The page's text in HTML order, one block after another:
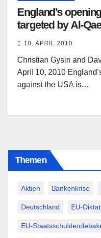
England’s
targeted by Al-
10. APRIL 2010
Christian Gysin and
April 10, 2010
against the USA is…
Themen
Aktien Bankenkrise
Deutschland EU-
EU-